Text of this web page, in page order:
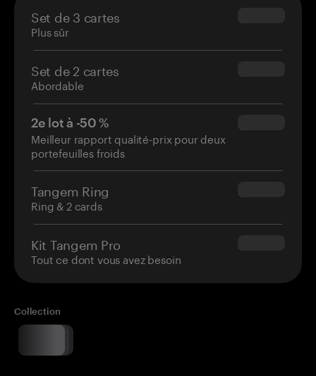
Set de 3 cartes
Plus sûr
$69.90
Set de 2 cartes
Abordable
$54.90
2e lot à -50 %
Meilleur rapport qualité-prix pour deux
portefeuilles froids
$34.95
Tangem Ring
Ring & 2 cards
$160.00
Kit Tangem Pro
Tout ce dont vous avez besoin
$180.00
Collection